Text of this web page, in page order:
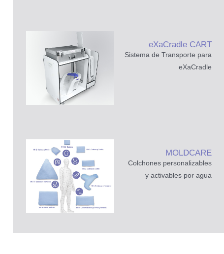
eXaCradle CART
Sistema de Transporte para
eXaCradle
MOLDCARE
Colchones personalizables
y activables por agua